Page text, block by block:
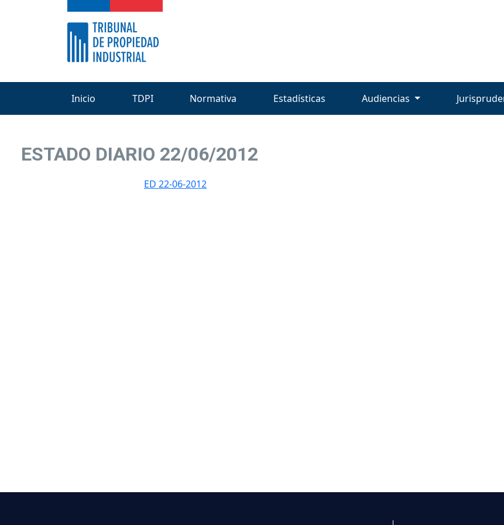
Inicio TDPI Normativa Estadísticas Audiencias
ESTADO DIARIO 22/06/2012
ED 22-06-2012